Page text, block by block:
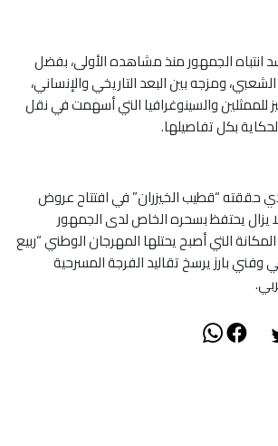
الجمهور منذ مشاهده الأولى، بفضل
ومزجه بين البعد التاريخي والإنساني،
للممثلين والسينوغرافيا التي أسهمت في نقل
بكل تفاصيلها.
حققته “قطيب الخيزران” في افتتاح عروض
يزال يحتفظ بسحره الخاص لدى الجمهور
التي أصبح يحتلها المهرجان الوطني “ربيع
بارز يرسخ تقاليد الفرجة المسرحية